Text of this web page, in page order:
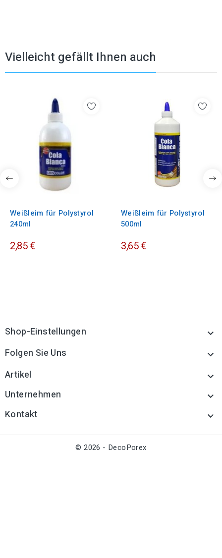
Vielleicht gefällt Ihnen auch
Weißleim für Polystyrol
240ml
2,85 €
Weißleim für Polystyrol
500ml
3,65 €
Shop-Einstellungen 
Folgen Sie Uns 
Artikel 
Unternehmen 
Kontakt 
© 2026 - DecoPorex